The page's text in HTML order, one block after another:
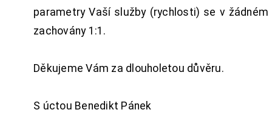
parametry Vaší služby (rychlosti) se v
zachovány 1:1.
Děkujeme Vám za dlouholetou důvěru.
S úctou Benedikt Pánek